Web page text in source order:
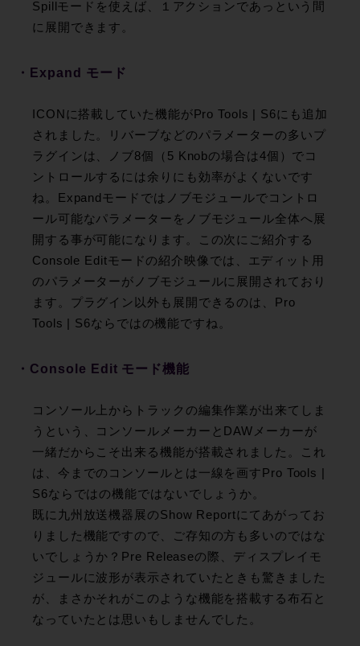
Spillモードを使えば、１アクションであっという間
に展開できます。
・Expand モード
ICONに搭載していた機能がPro Tools | S6にも追加
されました。リバーブなどのパラメーターの多いプ
ラグインは、ノブ8個（5 Knobの場合は4個）でコ
ントロールするには余りにも効率がよくないです
ね。Expandモードではノブモジュールでコントロ
ール可能なパラメーターをノブモジュール全体へ展
開する事が可能になります。この次にご紹介する
Console Editモードの紹介映像では、エディット用
のパラメーターがノブモジュールに展開されており
ます。プラグイン以外も展開できるのは、Pro
Tools | S6ならではの機能ですね。
・Console Edit モード機能
コンソール上からトラックの編集作業が出来てしま
うという、コンソールメーカーとDAWメーカーが
一緒だからこそ出来る機能が搭載されました。これ
は、今までのコンソールとは一線を画すPro Tools |
S6ならではの機能ではないでしょうか。
既に九州放送機器展のShow Reportにてあがってお
りました機能ですので、ご存知の方も多いのではな
いでしょうか？Pre Releaseの際、ディスプレイモ
ジュールに波形が表示されていたときも驚きました
が、まさかそれがこのような機能を搭載する布石と
なっていたとは思いもしませんでした。